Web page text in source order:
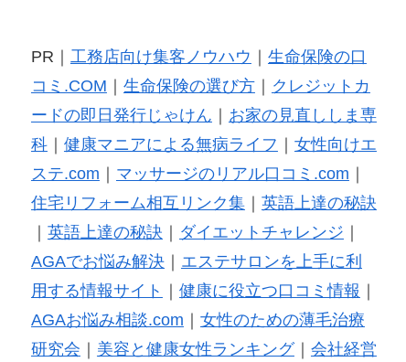
PR｜ 工務店向け集客ノウハウ
生命保険の口
コミ.COM
生命保険の選び方｜
クレジットカ
ードの即日発行じゃけん
お家の見直ししま専
科｜ 健康マニアによる無病ライフ
女性向けエ
ステ.com
マッサージのリアル口コミ.com
住宅リフォーム相互リンク集｜ 英語上達の秘訣
英語上達の秘訣 ダイエットチャレンジ
AGAでお悩み解決｜ エステサロンを上手に利
用する情報サイト
健康に役立つ口コミ情報
AGAお悩み相談.com
女性のための薄毛治療
研究会
美容と健康女性ランキング｜ 会社経営